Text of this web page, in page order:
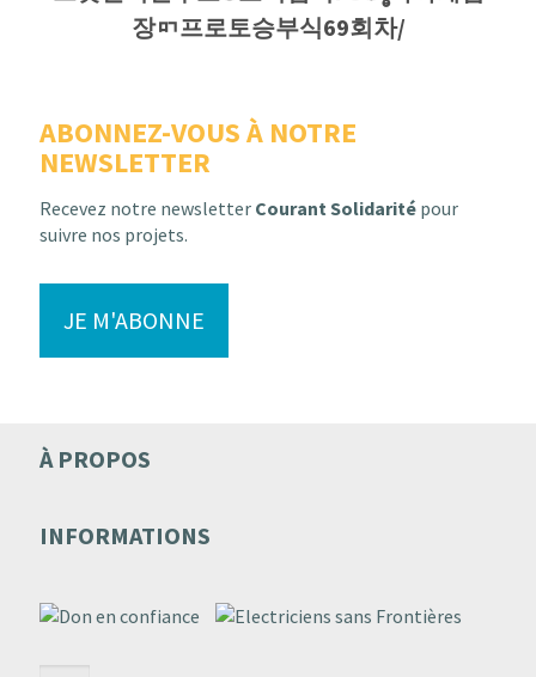
장ᇚ프로토승부식69회차/
ABONNEZ-VOUS À NOTRE
NEWSLETTER
Recevez notre newsletter Courant Solidarité pour
suivre nos projets.
JE M'ABONNE
À PROPOS
INFORMATIONS